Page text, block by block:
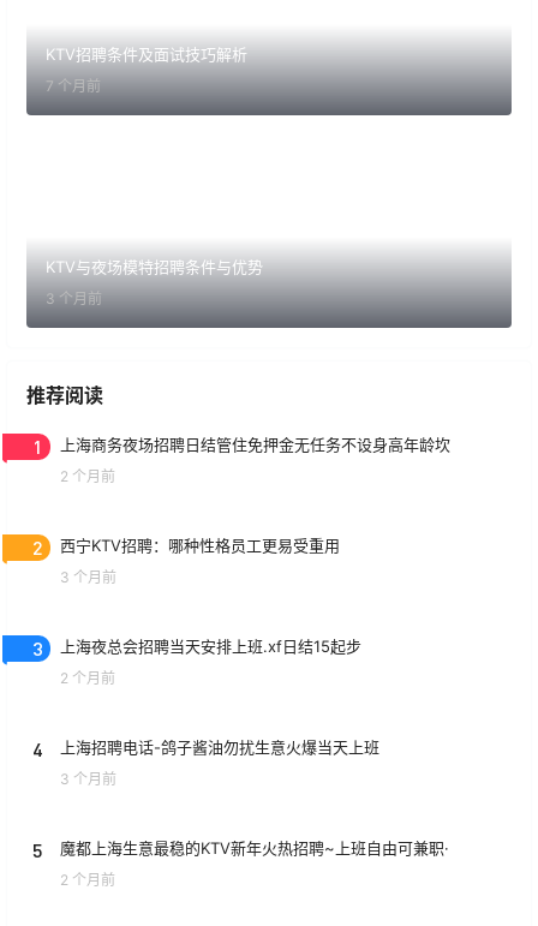
KTV招聘条件及面试技巧解析
7 个月前
KTV与夜场模特招聘条件与优势
3 个月前
推荐阅读
1 上海商务夜场招聘日结管住免押金无任务不设身高年龄坎
2 个月前
2 西宁KTV招聘：哪种性格员工更易受重用
3 个月前
3 上海夜总会招聘当天安排上班.xf日结15起步
2 个月前
4 上海招聘电话-鸽子酱油勿扰生意火爆当天上班
3 个月前
5 魔都上海生意最稳的KTV新年火热招聘~上班自由可兼职·
2 个月前